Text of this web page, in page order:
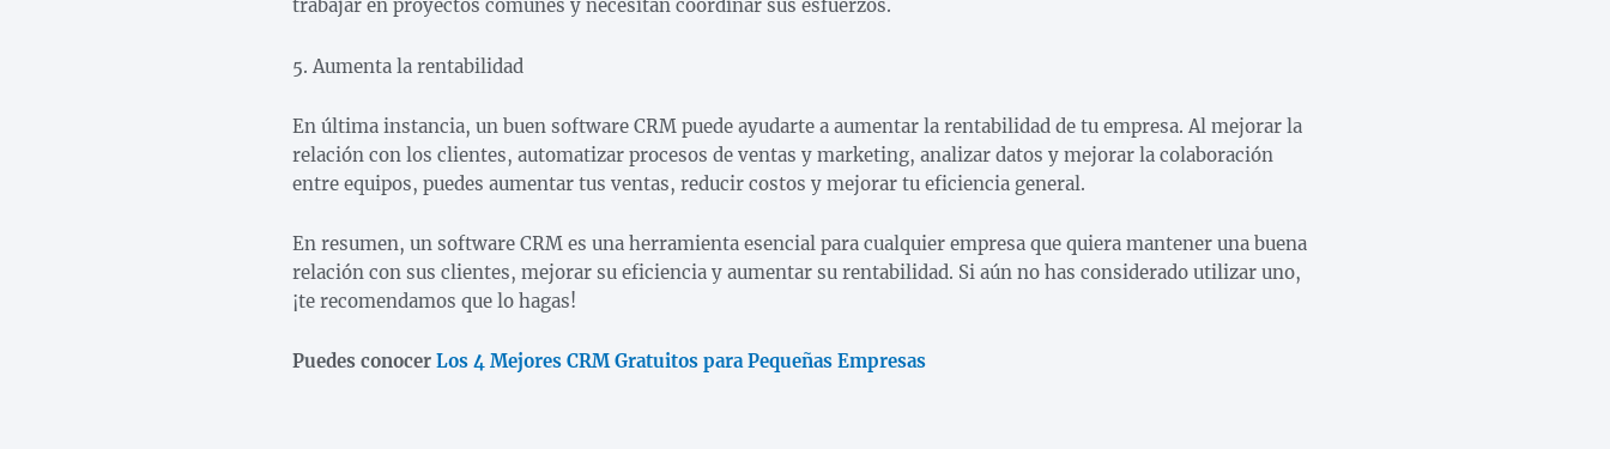
trabajar en proyectos comunes y necesitan coordinar sus esfuerzos.
5. Aumenta la rentabilidad
En última instancia, un buen software CRM puede ayudarte a aumentar la rentabilidad de tu empresa. Al mejorar la
relación con los clientes, automatizar procesos de ventas y marketing, analizar datos y mejorar la colaboración
entre equipos, puedes aumentar tus ventas, reducir costos y mejorar tu eficiencia general.
En resumen, un software CRM es una herramienta esencial para cualquier empresa que quiera mantener una buena
relación con sus clientes, mejorar su eficiencia y aumentar su rentabilidad. Si aún no has considerado utilizar uno,
¡te recomendamos que lo hagas!
Puedes conocer Los 4 Mejores CRM Gratuitos para Pequeñas Empresas